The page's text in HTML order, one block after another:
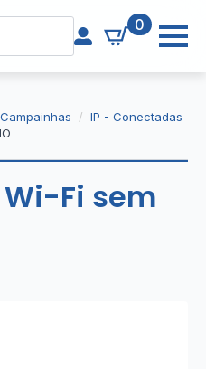
0
Campainhas
IP - Conectadas
Fi sem